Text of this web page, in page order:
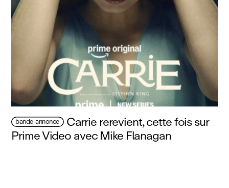
bande-annonce Carrie rerevient, cette fois sur
Prime Video avec Mike Flanagan